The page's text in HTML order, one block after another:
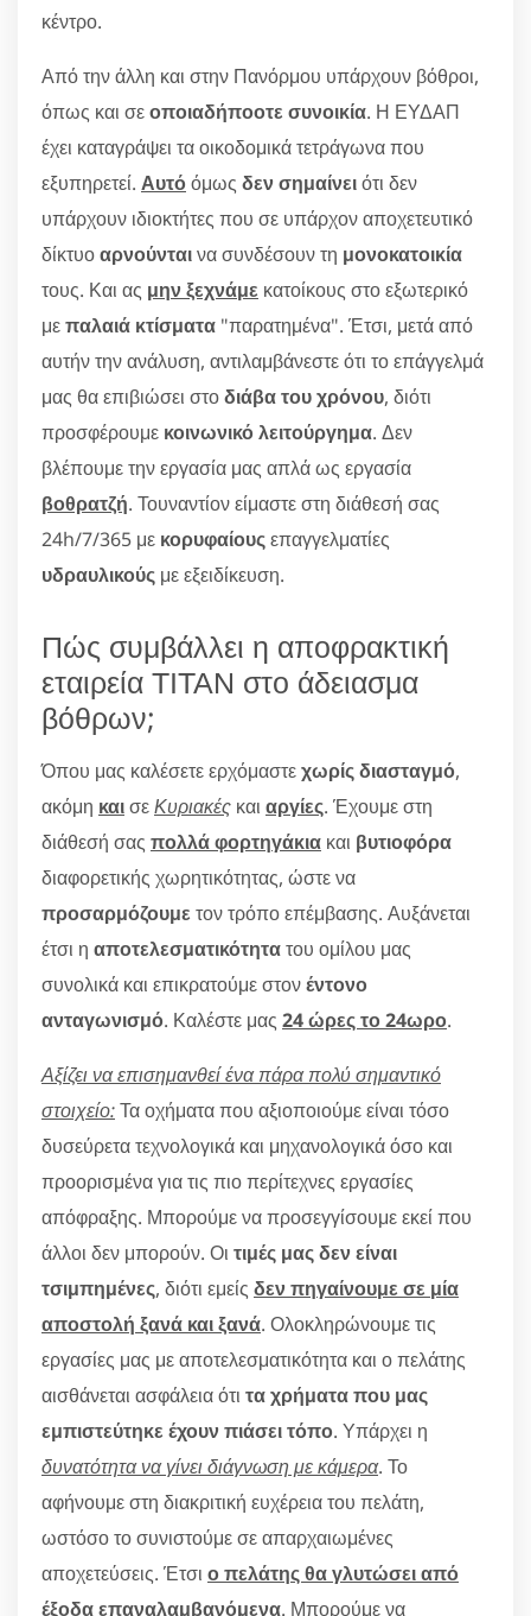
κέντρο.
Από την άλλη και στην Πανόρμου υπάρχουν βόθροι,
όπως και σεοποιαδήποοτε συνοικία. Η ΕΥΔΑΠ
έχει καταγράψει τα οικοδομικά τετράγωνα που
εξυπηρετεί. Αυτόόμως δεν σημαίνειότι δεν
υπάρχουν ιδιοκτήτες που σε υπάρχον αποχετευτικό
δίκτυοαρνούνταινα συνδέσουν τη μονοκατοικία
τους. Και ας μην ξεχνάμε κατοίκους στο εξωτερικό
μεπαλαιά κτίσματα "παρατημένα". Έτσι, μετά από
αυτήν την ανάλυση, αντιλαμβάνεστε ότι το επάγγελμά
μας θα επιβιώσει στοδιάβα του χρόνου, διότι
προσφέρουμε κοινωνικό λειτούργημα. Δεν
βλέπουμε την εργασία μας απλά ως εργασία
βοθρατζή. Τουναντίον είμαστε στη διάθεσή σας
24h/7/365 με κορυφαίουςεπαγγελματίες
υδραυλικούς με εξειδίκευση.
Πώς συμβάλλει η αποφρακτική
εταιρεία ΤΙΤΑΝ στο άδειασμα
βόθρων;
Όπου μας καλέσετε ερχόμαστεχωρίς διασταγμό,
ακόμη καισεΚυριακές και αργίες. Έχουμε στη
διάθεσή σας πολλά φορτηγάκια και βυτιοφόρα
διαφορετικής χωρητικότητας, ώστε να
προσαρμόζουμε τον τρόπο επέμβασης. Αυξάνεται
έτσι η αποτελεσματικότητατου ομίλου μας
συνολικά και επικρατούμε στονέντονο
ανταγωνισμό. Καλέστε μας 24 ώρες το 24ωρο.
Αξίζει να επισημανθεί ένα πάρα πολύ σημαντικό
στοιχείο:Τα οχήματα που αξιοποιούμε είναι τόσο
δυσεύρετα τεχνολογικά και μηχανολογικά όσο και
προορισμένα για τις πιο περίτεχνες εργασίες
απόφραξης. Μπορούμε να προσεγγίσουμε εκεί που
άλλοι δεν μπορούν. Οι τιμές μας δεν είναι
τσιμπημένες, διότι εμείς δεν πηγαίνουμε σε μία
αποστολή ξανά και ξανά. Ολοκληρώνουμε τις
εργασίες μας με αποτελεσματικότητα και ο πελάτης
αισθάνεται ασφάλεια ότι τα χρήματα που μας
εμπιστεύτηκε έχουν πιάσει τόπο. Υπάρχει η
δυνατότητα να γίνει διάγνωση με κάμερα. Το
αφήνουμε στη διακριτική ευχέρεια του πελάτη,
ωστόσο το συνιστούμε σε απαρχαιωμένες
αποχετεύσεις. Έτσι ο πελάτης θα γλυτώσει από
έξοδα επαναλαμβανόμενα. Μπορούμε να